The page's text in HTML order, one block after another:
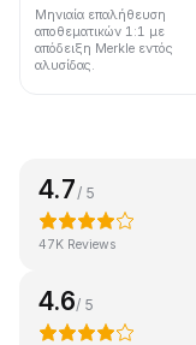
Μηνιαία επαλήθευση
αποθεματικών 1:1 με
απόδειξη Merkle εντός
αλυσίδας.
4.7/ 5
47K Reviews
4.6/ 5